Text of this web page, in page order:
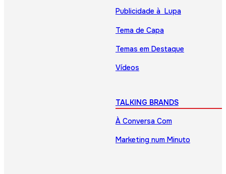
Publicidade à Lupa
Tema de Capa
Temas em Destaque
Vídeos
TALKING BRANDS
À Conversa Com
Marketing num Minuto